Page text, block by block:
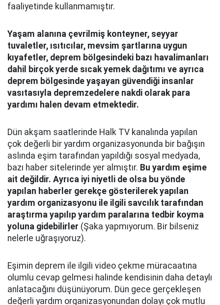
faaliyetinde kullanmamıştır.
Yaşam alanına çevrilmiş konteyner, seyyar
tuvaletler, ısıtıcılar, mevsim şartlarına uygun
kıyafetler, deprem bölgesindeki bazı havalimanları
dahil birçok yerde sıcak yemek dağıtımı ve ayrıca
deprem bölgesinde yaşayan güvendiği insanlar
vasıtasıyla depremzedelere nakdi olarak para
yardımı halen devam etmektedir.
Dün akşam saatlerinde Halk TV kanalında yapılan
çok değerli bir yardım organizasyonunda bir bağışın
aslında eşim tarafından yapıldığı sosyal medyada,
bazı haber sitelerinde yer almıştır. Bu yardım eşime
ait değildir. Ayrıca iyi niyetli de olsa bu yönde
yapılan haberler gerekçe gösterilerek yapılan
yardım organizasyonu ile ilgili savcılık tarafından
araştırma yapılıp yardım paralarına tedbir koyma
yoluna gidebilirler (Şaka yapmıyorum. Bir bilseniz
nelerle uğraşıyoruz).
Eşimin deprem ile ilgili video çekme müracaatına
olumlu cevap gelmesi halinde kendisinin daha detaylı
anlatacağını düşünüyorum. Dün gece gerçekleşen
değerli yardım organizasyonundan dolayı çok mutlu